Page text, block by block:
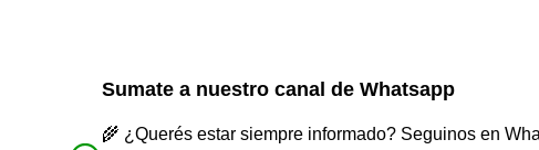
Sumate a nuestro canal de Whatsapp
🌾 ¿Querés estar siempre informado? Seguinos en